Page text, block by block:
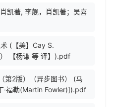
凯著, 李舰，肖凯著；吴喜
(【美】Cay S.
【杨谦 等 译】).pdf
第2版）（异步图书） (马
·福勒(Martin Fowler)]).pdf